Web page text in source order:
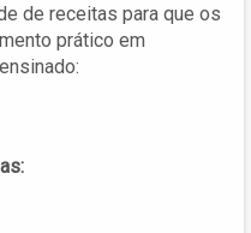
de receitas para que os
prático em